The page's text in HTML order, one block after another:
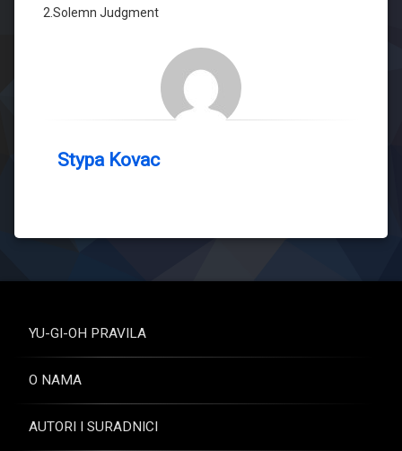
2.Solemn Judgment
Stypa Kovac
YU-GI-OH PRAVILA
O NAMA
AUTORI I SURADNICI